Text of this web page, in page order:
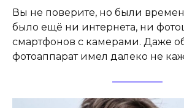
Вы не поверите, но были
было ещё ни интернета, ни
смартфонов с камерами. Даже
фотоаппарат имел далеко не